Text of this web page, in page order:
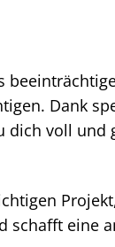
Dank
voll und
schafft eine